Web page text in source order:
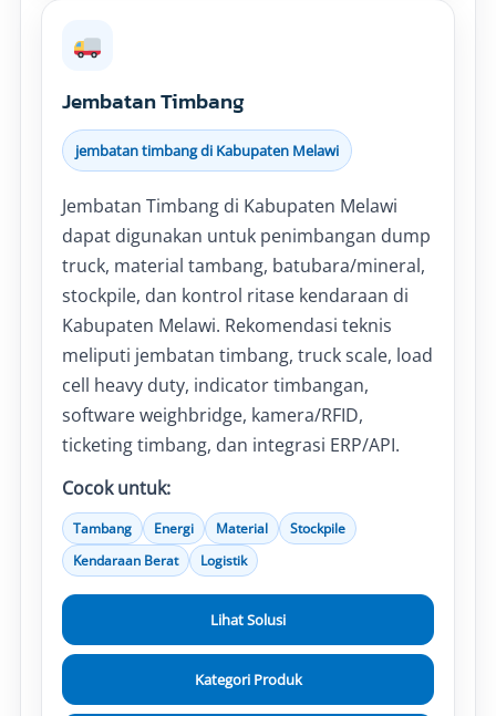
Jembatan Timbang
jembatan timbang di Kabupaten Melawi
Jembatan Timbang di Kabupaten Melawi
dapat digunakan untuk penimbangan dump
truck, material tambang, batubara/mineral,
stockpile, dan kontrol ritase kendaraan di
Kabupaten Melawi. Rekomendasi teknis
meliputi jembatan timbang, truck scale, load
cell heavy duty, indicator timbangan,
software weighbridge, kamera/RFID,
ticketing timbang, dan integrasi ERP/API.
Cocok untuk:
Tambang Energi Material
Stockpile
Kendaraan Berat
Logistik
Lihat Solusi
Kategori Produk